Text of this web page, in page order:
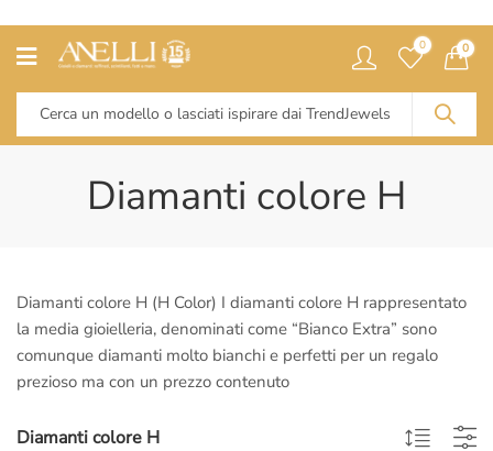
0 0
Diamanti colore H
Diamanti colore H (H Color) I diamanti colore H rappresentato
la media gioielleria, denominati come “Bianco Extra” sono
comunque diamanti molto bianchi e perfetti per un regalo
prezioso ma con un prezzo contenuto
Diamanti colore H